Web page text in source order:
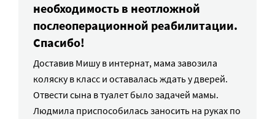
необходимость в неотложной
послеоперационной реабилитации.
Спасибо!
Доставив Мишу в интернат, мама завозила
коляску в класс и оставалась ждать у дверей.
Отвести сына в туалет было задачей мамы.
Людмила приспособилась заносить на руках по